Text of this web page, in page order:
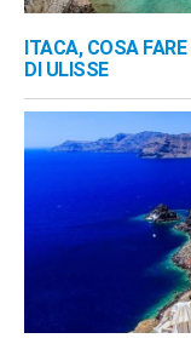
ITACA, COSA
DI ULISSE